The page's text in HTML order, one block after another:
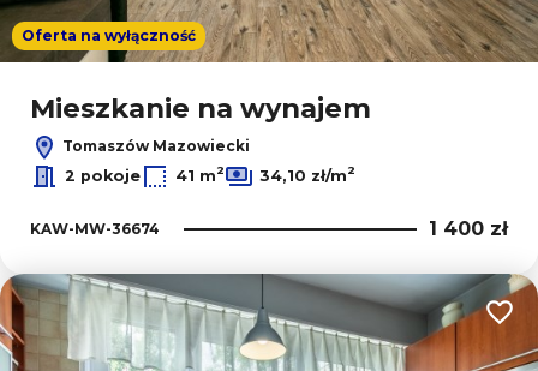
Oferta na wyłączność
Mieszkanie na wynajem
Tomaszów Mazowiecki
2 pokoje
41 m2 34,10 zł/m2
KAW-MW-36674 1 400 zł